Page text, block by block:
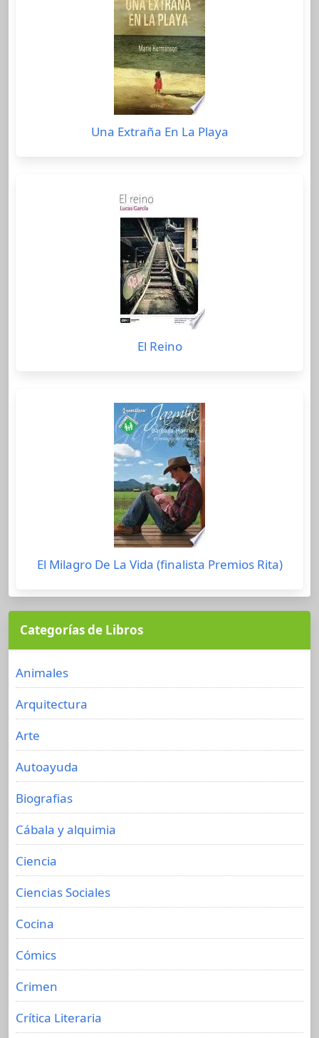
Una Extraña En La Playa
El Reino
El Milagro De La Vida (finalista Premios Rita)
Categorías de Libros
Animales
Arquitectura
Arte
Autoayuda
Biografias
Cábala y alquimia
Ciencia
Ciencias Sociales
Cocina
Cómics
Crimen
Crítica Literaria